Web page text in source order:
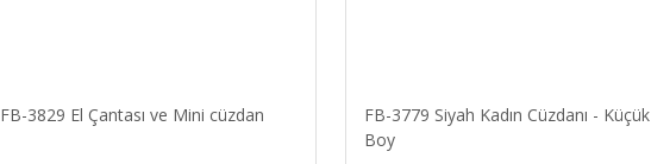
FB-3829 El Çantası ve Mini cüzdan
FB-3779 Siyah Kadın Cüzdanı - Küçük
Boy